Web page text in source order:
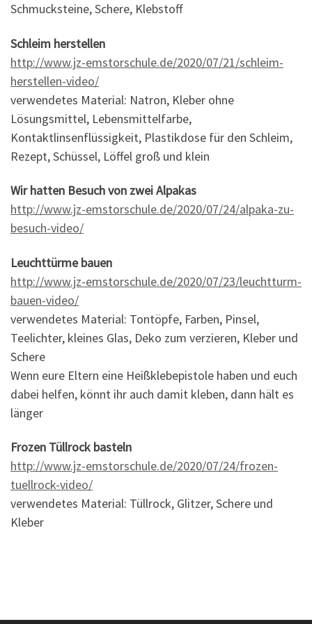
Schmucksteine, Schere, Klebstoff
Schleim herstellen
http://www.jz-emstorschule.de/2020/07/21/schleim-
herstellen-video/
verwendetes Material: Natron, Kleber ohne
Lösungsmittel, Lebensmittelfarbe,
Kontaktlinsenflüssigkeit, Plastikdose für den Schleim,
Rezept, Schüssel, Löffel groß und klein
Wir hatten Besuch von zwei Alpakas
http://www.jz-emstorschule.de/2020/07/24/alpaka-zu-
besuch-video/
Leuchttürme bauen
http://www.jz-emstorschule.de/2020/07/23/leuchtturm-
bauen-video/
verwendetes Material: Tontöpfe, Farben, Pinsel,
Teelichter, kleines Glas, Deko zum verzieren, Kleber und
Schere
Wenn eure Eltern eine Heißklebepistole haben und euch
dabei helfen, könnt ihr auch damit kleben, dann hält es
länger
Frozen Tüllrock basteln
http://www.jz-emstorschule.de/2020/07/24/frozen-
tuellrock-video/
verwendetes Material: Tüllrock, Glitzer, Schere und
Kleber